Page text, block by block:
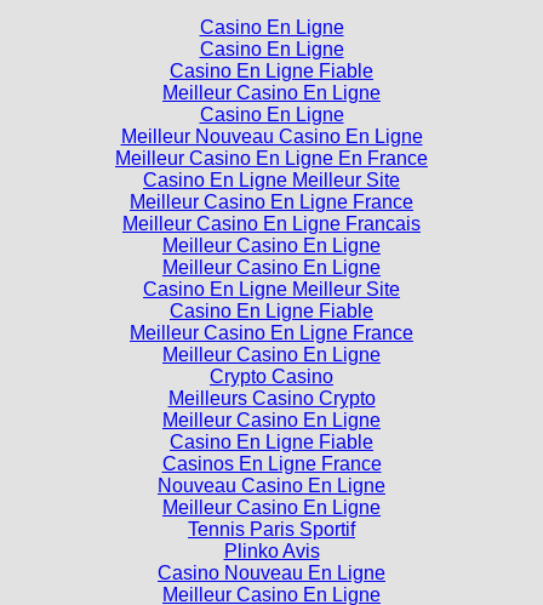
Casino En Ligne
Casino En Ligne
Casino En Ligne Fiable
Meilleur Casino En Ligne
Casino En Ligne
Meilleur Nouveau Casino En Ligne
Meilleur Casino En Ligne En France
Casino En Ligne Meilleur Site
Meilleur Casino En Ligne France
Meilleur Casino En Ligne Francais
Meilleur Casino En Ligne
Meilleur Casino En Ligne
Casino En Ligne Meilleur Site
Casino En Ligne Fiable
Meilleur Casino En Ligne France
Meilleur Casino En Ligne
Crypto Casino
Meilleurs Casino Crypto
Meilleur Casino En Ligne
Casino En Ligne Fiable
Casinos En Ligne France
Nouveau Casino En Ligne
Meilleur Casino En Ligne
Tennis Paris Sportif
Plinko Avis
Casino Nouveau En Ligne
Meilleur Casino En Ligne